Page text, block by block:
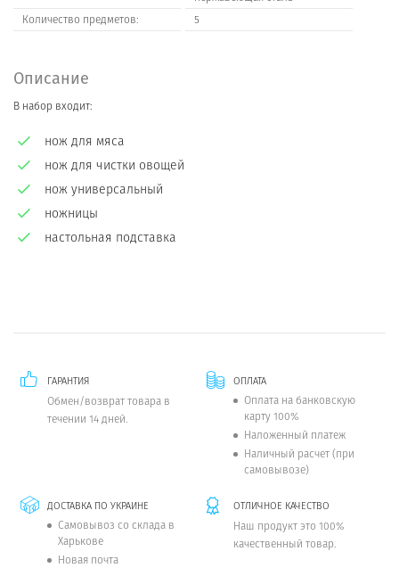
Количество предметов:
5
Описание
В набор входит:
нож для мяса
нож для чистки овощей
нож универсальный
ножницы
настольная подставка
ГАРАНТИЯ
Обмен/возврат товара в
течении 14 дней.
ОПЛАТА
Оплата на банковскую
карту 100%
Наложенный платеж
Наличный расчет (при
самовывозе)
ДОСТАВКА ПО УКРАИНЕ
Самовывоз со склада в
Харькове
Новая почта
ОТЛИЧНОЕ КАЧЕСТВО
Наш продукт это 100%
качественный товар.